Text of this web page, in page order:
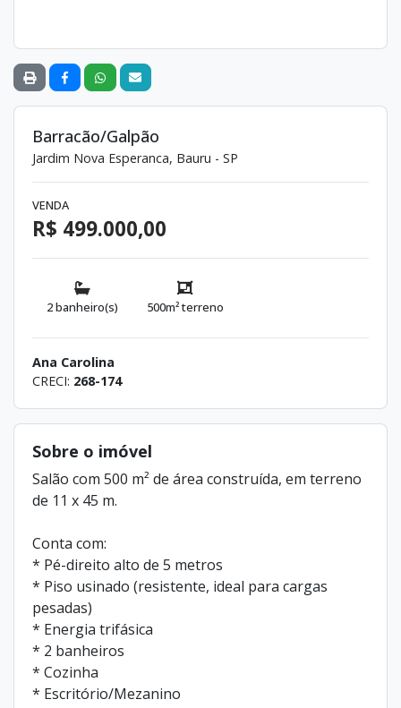
Barracão/Galpão
Jardim Nova Esperanca, Bauru - SP
VENDA
R$ 499.000,00
2 banheiro(s) 500m² terreno
Ana Carolina
CRECI: 268-174
Sobre o imóvel
Salão com 500 m² de área construída, em terreno
de 11 x 45 m.
Conta com:
* Pé-direito alto de 5 metros
* Piso usinado (resistente, ideal para cargas
pesadas)
* Energia trifásica
* 2 banheiros
* Cozinha
* Escritório/Mezanino